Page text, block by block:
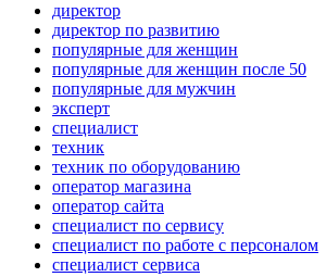
директор
директор по развитию
популярные для женщин
популярные для женщин после 50
популярные для мужчин
эксперт
специалист
техник
техник по оборудованию
оператор магазина
оператор сайта
специалист по сервису
специалист по работе с персоналом
специалист сервиса